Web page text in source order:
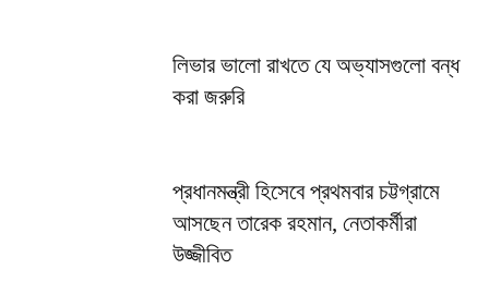
লিভার ভালো রাখতে যে অভ্যাসগুলো বন্ধ
করা জরুরি
প্রধানমন্ত্রী হিসেবে প্রথমবার চট্টগ্রামে
আসছেন তারেক রহমান, নেতাকর্মীরা
উজ্জীবিত